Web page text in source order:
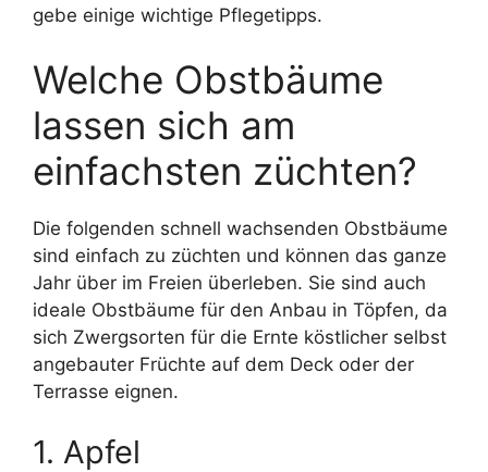
gebe einige wichtige Pflegetipps.
Welche Obstbäume
lassen sich am
einfachsten züchten?
Die folgenden schnell wachsenden Obstbäume
sind einfach zu züchten und können das ganze
Jahr über im Freien überleben. Sie sind auch
ideale Obstbäume für den Anbau in Töpfen, da
sich Zwergsorten für die Ernte köstlicher selbst
angebauter Früchte auf dem Deck oder der
Terrasse eignen.
1. Apfel